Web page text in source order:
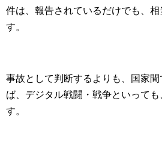
件は、報告されているだけでも、相
す。
事故として判断するよりも、国家
ば、デジタル戦闘・戦争といって
す。